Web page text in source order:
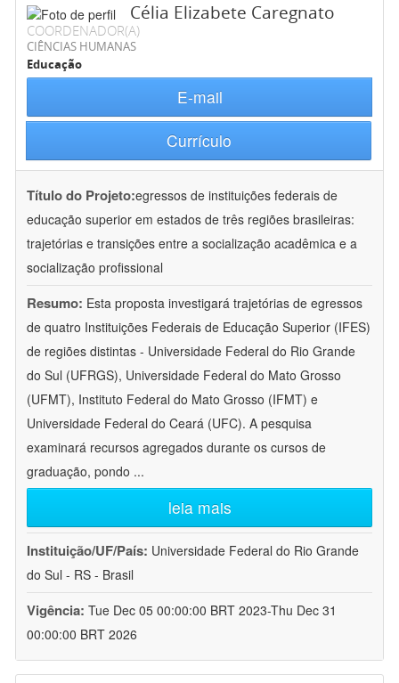
Célia Elizabete Caregnato
COORDENADOR(A)
CIÊNCIAS HUMANAS
Educação
E-mail
Currículo
Título do Projeto:egressos de instituições federais de
educação superior em estados de três regiões brasileiras:
trajetórias e transições entre a socialização acadêmica e a
socialização profissional
Resumo: Esta proposta investigará trajetórias de egressos
de quatro Instituições Federais de Educação Superior (IFES)
de regiões distintas - Universidade Federal do Rio Grande
do Sul (UFRGS), Universidade Federal do Mato Grosso
(UFMT), Instituto Federal do Mato Grosso (IFMT) e
Universidade Federal do Ceará (UFC). A pesquisa
examinará recursos agregados durante os cursos de
graduação, pondo ...
leia mais
Instituição/UF/País: Universidade Federal do Rio Grande
do Sul - RS - Brasil
Vigência: Tue Dec 05 00:00:00 BRT 2023-Thu Dec 31
00:00:00 BRT 2026